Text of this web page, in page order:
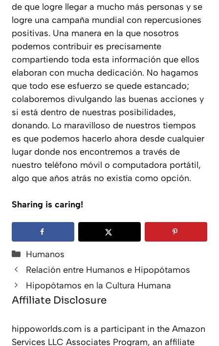
de que logre llegar a mucho más personas y se
logre una campaña mundial con repercusiones
positivas. Una manera en la que nosotros
podemos contribuir es precisamente
compartiendo toda esta información que ellos
elaboran con mucha dedicación. No hagamos
que todo ese esfuerzo se quede estancado;
colaboremos divulgando las buenas acciones y
si está dentro de nuestras posibilidades,
donando. Lo maravilloso de nuestros tiempos
es que podemos hacerlo ahora desde cualquier
lugar donde nos encontremos a través de
nuestro teléfono móvil o computadora portátil,
algo que años atrás no existía como opción.
Sharing is caring!
Categorías
Humanos
Relación entre Humanos e Hipopótamos
Hipopótamos en la Cultura Humana
Affiliate Disclosure
hippoworlds.com is a participant in the Amazon
Services LLC Associates Program, an affiliate